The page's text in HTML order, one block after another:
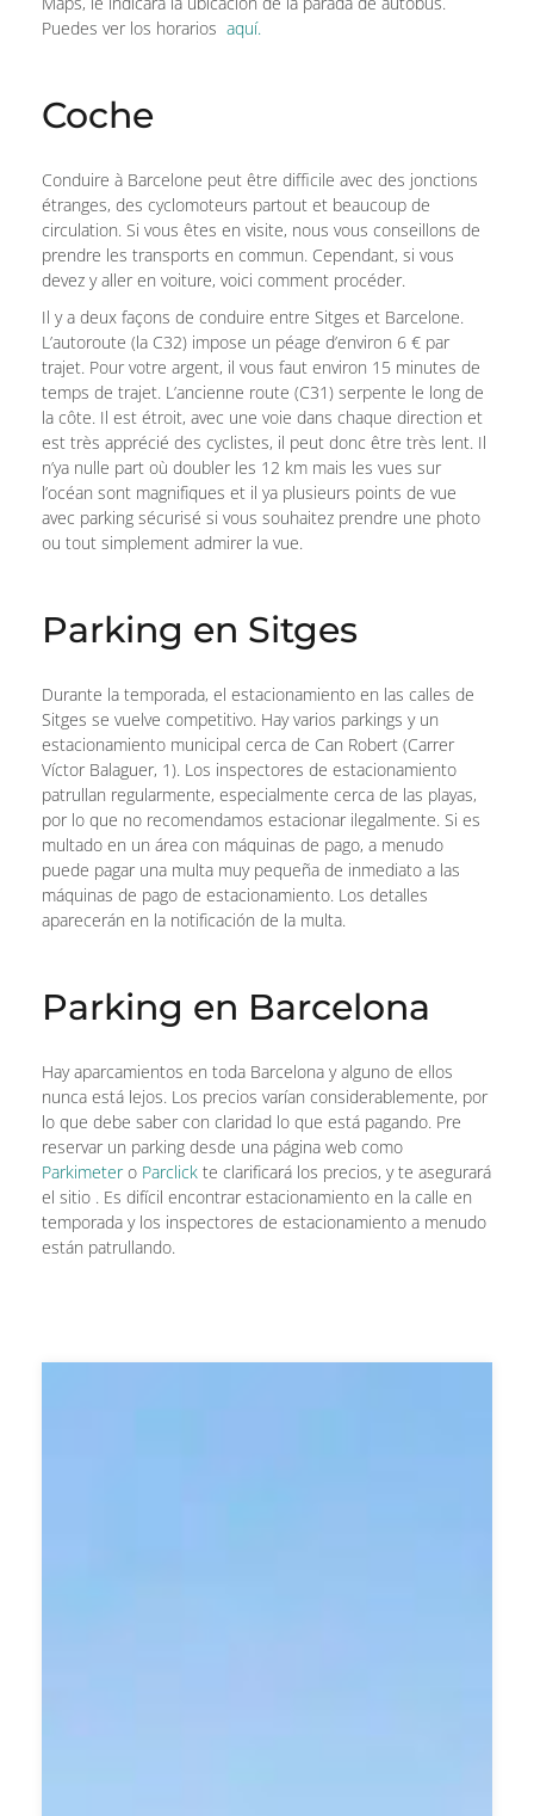
Puedes ver los horarios aquí.
Coche
Conduire à Barcelone peut être difficile avec des jonctions
étranges, des cyclomoteurs partout et beaucoup de
circulation. Si vous êtes en visite, nous vous conseillons de
prendre les transports en commun. Cependant, si vous
devez y aller en voiture, voici comment procéder.
Il y a deux façons de conduire entre Sitges et Barcelone.
L’autoroute (la C32) impose un péage d’environ 6 € par
trajet. Pour votre argent, il vous faut environ 15 minutes de
temps de trajet. L’ancienne route (C31) serpente le long de
la côte. Il est étroit, avec une voie dans chaque direction et
est très apprécié des cyclistes, il peut donc être très lent. Il
n’ya nulle part où doubler les 12 km mais les vues sur
l’océan sont magnifiques et il ya plusieurs points de vue
avec parking sécurisé si vous souhaitez prendre une photo
ou tout simplement admirer la vue.
Parking en Sitges
Durante la temporada, el estacionamiento en las calles de
Sitges se vuelve competitivo. Hay varios parkings y un
estacionamiento municipal cerca de Can Robert (Carrer
Víctor Balaguer, 1). Los inspectores de estacionamiento
patrullan regularmente, especialmente cerca de las playas,
por lo que no recomendamos estacionar ilegalmente. Si es
multado en un área con máquinas de pago, a menudo
puede pagar una multa muy pequeña de inmediato a las
máquinas de pago de estacionamiento. Los detalles
aparecerán en la notificación de la multa.
Parking en Barcelona
Hay aparcamientos en toda Barcelona y alguno de ellos
nunca está lejos. Los precios varían considerablemente, por
lo que debe saber con claridad lo que está pagando. Pre
reservar un parking desde una página web como
Parkimetero Parclick te clarificará los precios, y te asegurará
el sitio . Es difícil encontrar estacionamiento en la calle en
temporada y los inspectores de estacionamiento a menudo
están patrullando.